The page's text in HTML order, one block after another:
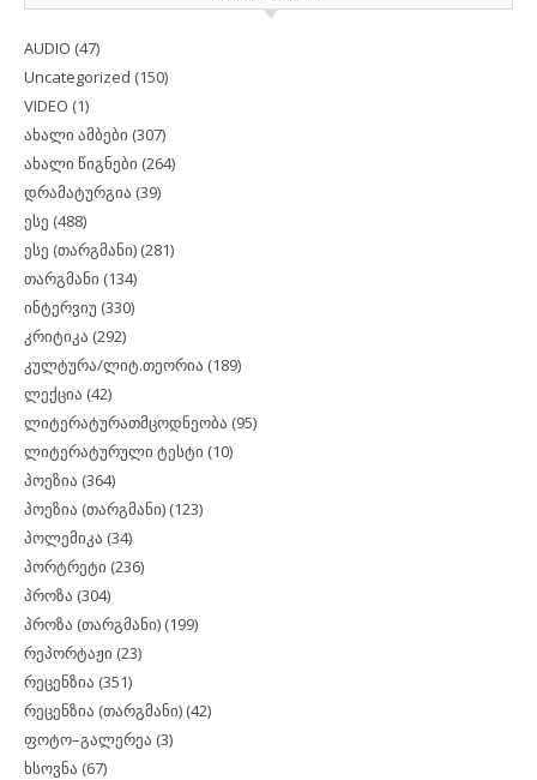
AUDIO (47)
Uncategorized (150)
VIDEO (1)
ახალი ამბები (307)
ახალი წიგნები (264)
დრამატურგია (39)
ესე (488)
ესე (თარგმანი) (281)
თარგმანი (134)
ინტერვიუ (330)
კრიტიკა (292)
კულტურა/ლიტ.თეორია (189)
ლექცია (42)
ლიტერატურათმცოდნეობა (95)
ლიტერატურული ტესტი (10)
პოეზია (364)
პოეზია (თარგმანი) (123)
პოლემიკა (34)
პორტრეტი (236)
პროზა (304)
პროზა (თარგმანი) (199)
რეპორტაჟი (23)
რეცენზია (351)
რეცენზია (თარგმანი) (42)
ფოტო–გალერეა (3)
ხსოვნა (67)